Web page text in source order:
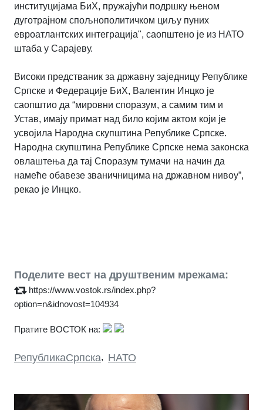
институцијама БиХ, пружајући подршку њеном
дуготрајном спољнополитичком циљу пуних
евроатлантских интеграција", саопштено je из НАТО
штаба у Сарајеву.
Високи предстваник за државну заједницу Републике
Српске и Федерације БиХ, Валентин Инцко је
саопштио да “мировни споразум, а самим тим и
Устав, имају примат над било којим актом који је
усвојила Народна скупштина Републике Српске.
Народна скупштина Републике Српске нема законска
овлаштења да тај Споразум тумачи на начин да
намеће обавезе званичницима на државном нивоу”,
рекао је Инцко.
Поделите вест на друштвеним мрежама:
https://www.vostok.rs/index.php?
option=n&idnovost=104934
Пратите ВОСТОК на:
РепубликаСрпска, НАТО